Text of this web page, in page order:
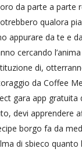
da parte a parte
qualora
appurare da te e
cercando
di,
da Coffee
gara app gratuita
devi apprendere
borgo fa da
di sbieco quanto